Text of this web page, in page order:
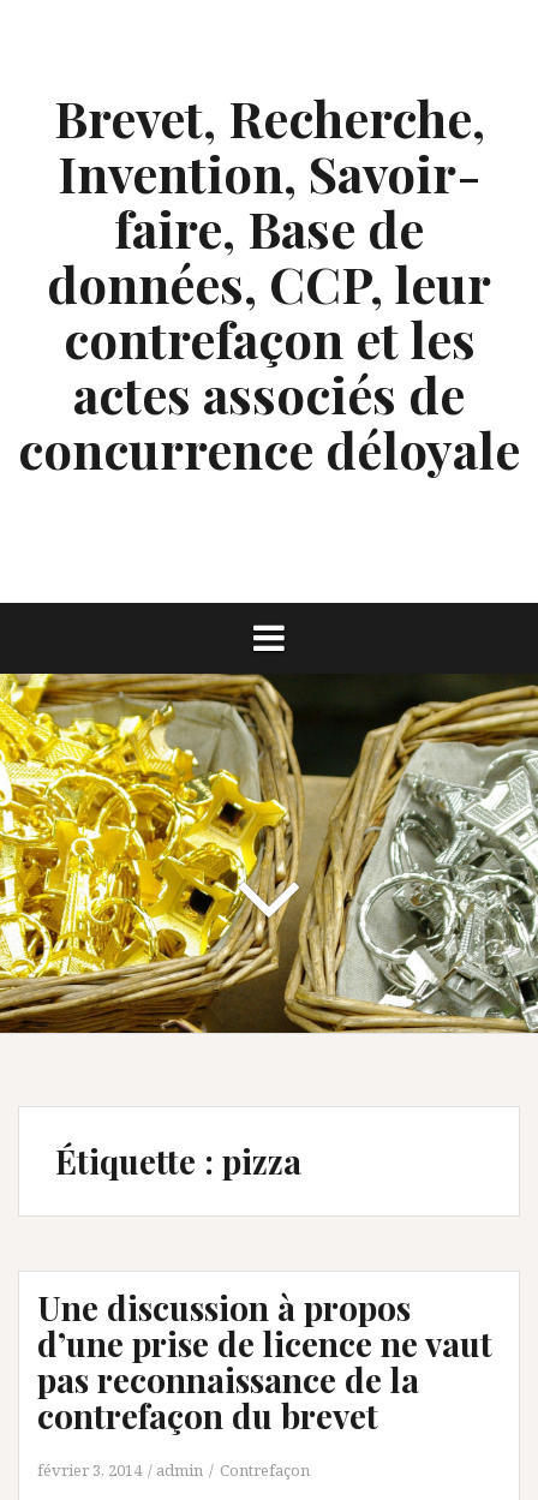
Brevet, Recherche,
Invention, Savoir-
faire, Base de
données, CCP, leur
contrefaçon et les
actes associés de
concurrence déloyale
Étiquette : pizza
Une discussion à propos
d’une prise de licence ne vaut
pas reconnaissance de la
contrefaçon du brevet
février 3, 2014 admin Contrefaçon